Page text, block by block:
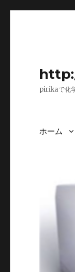
pirikaで化
ホーム